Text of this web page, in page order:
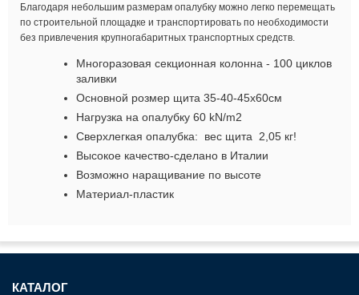
Благодаря небольшим размерам опалубку можно легко перемещать
по строительной площадке и транспортировать по необходимости
без привлечения крупногабаритных транспортных средств.
Многоразовая секционная колонна - 100 циклов
заливки
Основной розмер щита 35-40-45х60см
Нагрузка на опалубку 60 kN/m2
Сверхлегкая опалубка: вес щита 2,05 кг!
Высокое качество-сделано в Италии
Возможно наращивание по высоте
Материал-пластик
КАТАЛОГ